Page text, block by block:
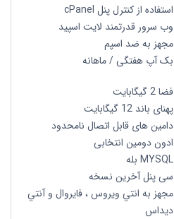
استفاده از کنترل پنل cPanel
وب سرور قدرتمند لایت اسپید
مجهز به ضد اسپم
بک آپ هفتگی / ماهانه
فضا 2 گیگابایت
پهنای باند 12 گیگابایت
دامین های قابل اتصال نامحدود
ادون دومین انتخابی
MYSQL بله
سی پنل آخرین نسخه
مجهز به انتي ويروس ، فايروال و آنتي
ديداس